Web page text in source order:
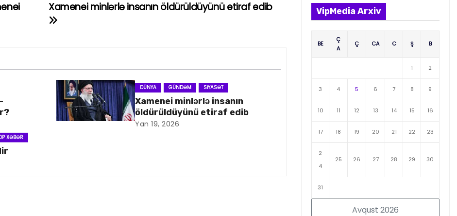
Xamenei minlərlə insanın öldürüldüyünü etiraf edib
DÜNYA GÜNDƏM SIYASƏT
Xamenei minlərlə insanın
öldürüldüyünü etiraf edib
Yan 19, 2026
XƏBƏR
VipMedia Arxiv
Avqust 2026
BE
Ç
A
Ç CA C Ş B
1 2
3 4 5 6 7 8 9
10 11 12 13 14 15 16
17 18 19 20 21 22 23
2
4
25 26 27 28 29 30
31